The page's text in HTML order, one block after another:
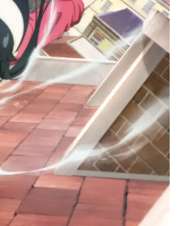
ドーピング検査をすり抜け
うに注射していたものがこ
ら…」→「恥ずかしい…（ﾌﾞ
ﾞﾙ」＝韓国の反応
韓国人「日本の耐震設計技術
いと言うけど韓国の圧勝だ
ね？」
韓国人「韓国サッカー協会、
人審判に“性接待”報